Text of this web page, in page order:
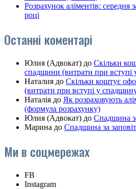
Розрахунок аліментів: середня
році
Останні коментарі
Юлия (Адвокат) до Скільки
спадщини (витрати при вступі
Наталия до Скільки коштує
(витрати при вступі у
Наталія до Як розраховують
(формула розрахунку)
Юлия (Адвокат) до Спадщина
Марина до Спадщина за
Ми в соцмережах
FB
Instagram